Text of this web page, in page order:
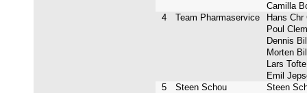
Camilla
4
Team Pharmaservice
Hans Chr
Poul
Dennis
Morten
Lars
Emil
5
Steen Schou
Steen